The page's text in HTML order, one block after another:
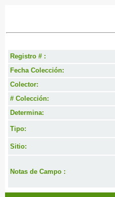
Registro # :
Fecha Colección:
Colector:
# Colección:
Determina:
Tipo:
Sitio:
Notas de Campo :